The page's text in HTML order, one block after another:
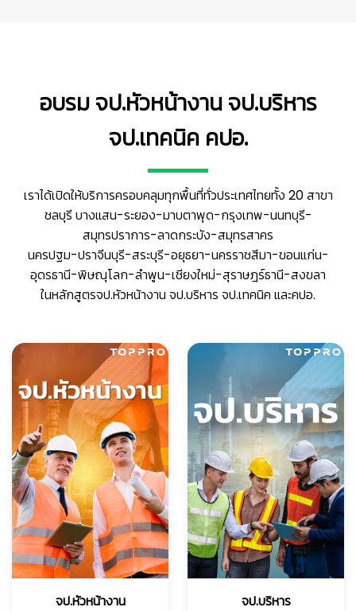
อบรม จป.หัวหน้างาน จป.บริหาร
จป.เทคนิค คปอ.
เราได้เปิดให้บริการครอบคลุมทุกพื้นที่ทั่วประเทศไทยทั้ง 20 สาขา
ชลบุรี บางแสน-ระยอง-มาบตาพุด-กรุงเทพ-นนทบุรี-
สมุทรปราการ-ลาดกระบัง-สมุทรสาคร
นครปฐม-ปราจีนบุรี-สระบุรี-อยุธยา-นครราชสีมา-ขอนแก่น-
อุดรธานี-พิษณุโลก-ลำพูน-เชียงใหม่-สุราษฎร์ธานี-สงขลา
ในหลักสูตรจป.หัวหน้างาน จป.บริหาร จป.เทคนิค และคปอ.
จป.หัวหน้างาน จป.บริหาร